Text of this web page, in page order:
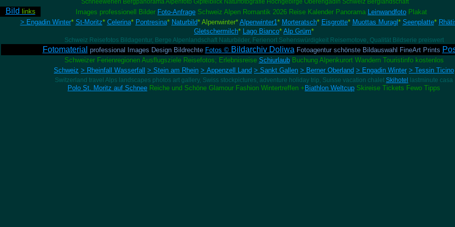
Schneewehen Bergpanorama Alpenfoto Gipfelblick Naturfotografie Hochgebirge Obere ngadin Schweiz Berglandschaft
Images professionell Bilder Foto-Anfrage Schweiz Alpen Romantik 2026 Reise Kalender Panorama Leinwandfoto Plakat
Bild links
> Engadin Winter* St-Moritz* Celerina* Pontresina* Naturbild* Alpenwinter* Alpenwinter1* Morteratsch* Eisgrotte* Muottas Muragl * Seenplatte*
Gletschermilch* Lago Bianco* Alp Grüm*
Schweiz Reisefotos Bildagentur, Berge Alpenlandschaft Naturbilder, Ferienort Sehenswürdigkeit Reisemotove, Qualität Bildserie preiswert
Fotomaterial professional Images Design Bildrechte Fotos © Bildarchiv DoliwaFotoagentur schönste Bildauswahl FineArt Prints
Schweizer Ferienregionen Ausflugsziele Reisefotos; Erlebnisreise SchiurlaubBuchung Alpenkurort Wandern Touristinfo kostenlos
Schweiz > Rheinfall Wasserfall > Stein am Rhein > Appenzell Land > Sankt Gallen > Berner Oberland > Engadin Winter > Tessin Ticino
Switzerland travel Alps landscapes photos art gallery, Swiss stockpictures, adventure holiday trip, Suisse vacation chalet Skihotel lastminute casa
Polo St. Moritz auf Schnee Reiche und Schöne Glamour Fashion Wintertreffen + Biathlon Weltcup Skireise Tickets Fewo Tipps